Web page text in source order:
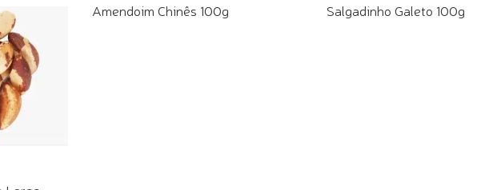
Amendoim Chinês 100g Salgadinho Galeto 100g